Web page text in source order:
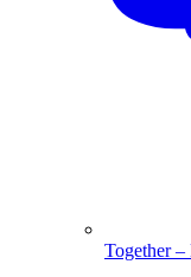
Together –